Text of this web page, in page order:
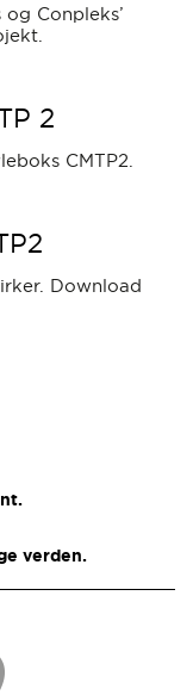
Conpleks’
2
CMTP2.
Download
verden.